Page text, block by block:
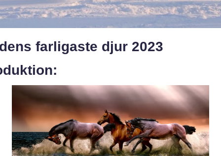
farligaste djur 2023